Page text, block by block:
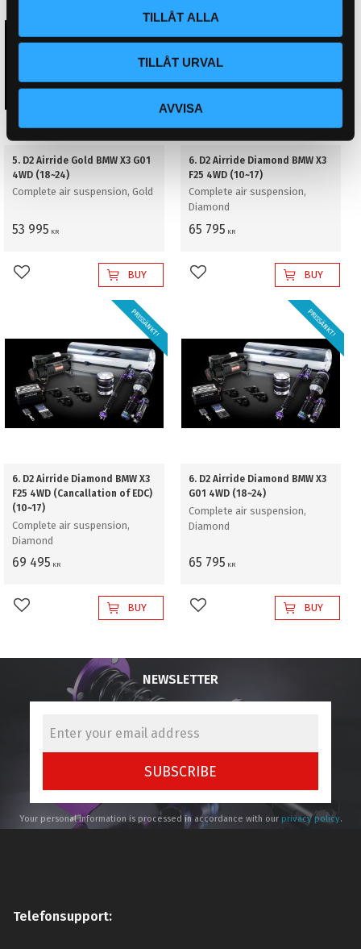
TILLÅT ALLA
TILLÅT URVAL
AVVISA
5. D2 Airride Gold BMW X3 G01
4WD (18~24)
Complete air suspension, Gold
53 995 KR
Add to favorites BUY
6. D2 Airride Diamond BMW X3
F25 4WD (10~17)
Complete air suspension,
Diamond
65 795 KR
Add to favorites BUY
6. D2 Airride Diamond BMW X3
F25 4WD (Cancallation of EDC)
(10~17)
Complete air suspension,
Diamond
69 495 KR
PRISSÄNKT!
Add to favorites BUY
6. D2 Airride Diamond BMW X3
G01 4WD (18~24)
Complete air suspension,
Diamond
65 795 KR
PRISSÄNKT!
Add to favorites BUY
NEWSLETTER
SUBSCRIBE
Your personal information is processed in accordance with our privacy policy.
Telefonsupport: